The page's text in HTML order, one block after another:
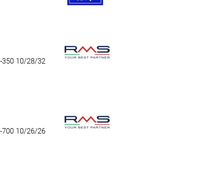
350 10/28/32
700 10/26/26